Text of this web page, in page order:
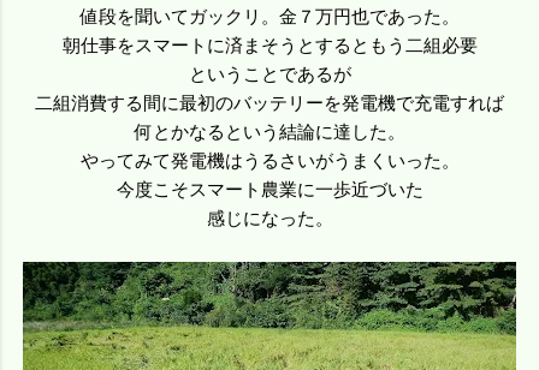
値段を聞いてガックリ。金７万円也であった。
朝仕事をスマートに済まそうとするともう二組必要
ということであるが
二組消費する間に最初のバッテリーを発電機で充電すれば
何とかなるという結論に達した。
やってみて発電機はうるさいがうまくいった。
今度こそスマート農業に一歩近づいた
感じになった。